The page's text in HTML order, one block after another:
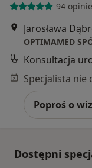
94 opinie
Jarosława
Konsultacja
Poproś o
Dostępni